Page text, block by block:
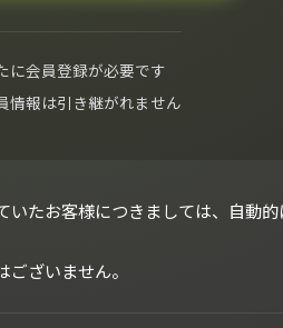
に会員登録が必要です
情報は引き継がれません
いたお客様につきましては、自動
ざいません。